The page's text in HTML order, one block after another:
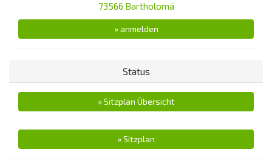
73566 Bartholomä
» anmelden
Status
» Sitzplan Übersicht
» Sitzplan